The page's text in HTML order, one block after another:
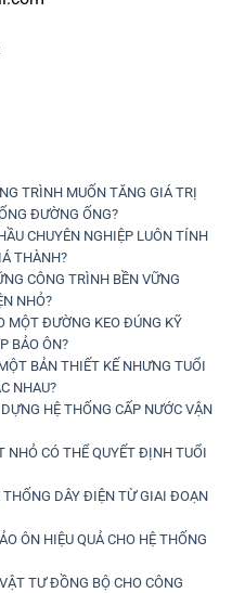
TRÌNH MUỐN TĂNG GIÁ TRỊ
ĐƯỜNG ỐNG?
CHUYÊN NGHIỆP LUÔN TÍNH
THÀNH?
CÔNG TRÌNH BỀN VỮNG
NHỎ?
MỘT ĐƯỜNG KEO ĐÚNG KỸ
BẢO ÔN?
BẢN THIẾT KẾ NHƯNG TUỔI
NHAU?
HỆ THỐNG CẤP NƯỚC VẬN
CÓ THỂ QUYẾT ĐỊNH TUỔI
DÂY ĐIỆN TỪ GIAI ĐOẠN
ÔN HIỆU QUẢ CHO HỆ THỐNG
TƯ ĐỒNG BỘ CHO CÔNG